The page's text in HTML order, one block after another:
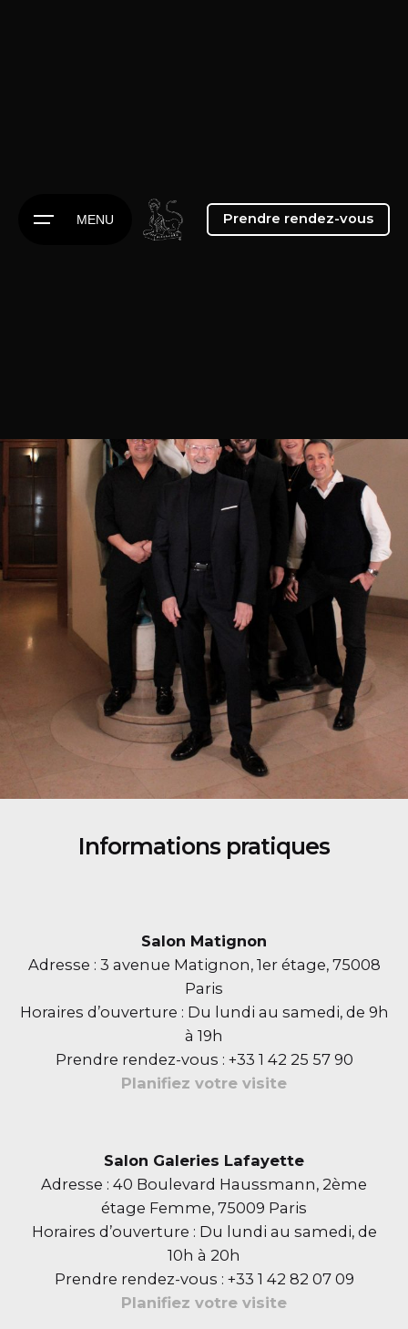
MENU Prendre rendez-vous
Informations pratiques
Salon Matignon
Adresse : 3 avenue Matignon, 1er étage, 75008
Paris
Horaires d’ouverture : Du lundi au samedi, de 9h
à 19h
Prendre rendez-vous : +33 1 42 25 57 90
Planifiez votre visite
Salon Galeries Lafayette
Adresse : 40 Boulevard Haussmann, 2ème
étage Femme, 75009 Paris
Horaires d’ouverture : Du lundi au samedi, de
10h à 20h
Prendre rendez-vous : +33 1 42 82 07 09
Planifiez votre visite